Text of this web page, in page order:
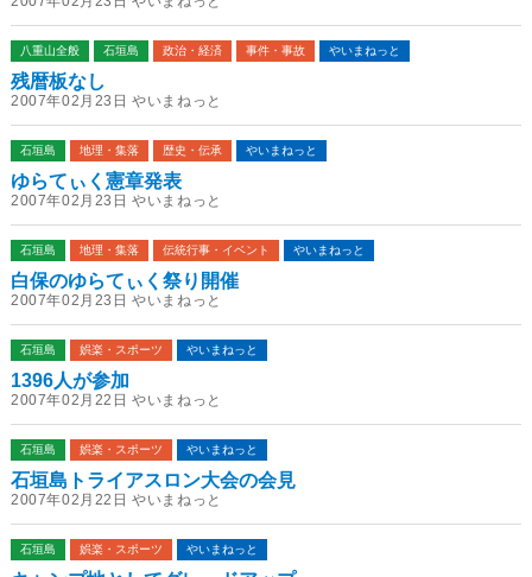
八重山全般 石垣島 政治・経済 事件・事故 やいまねっと
残暦板なし
2007年02月23日 やいまねっと
石垣島 地理・集落 歴史・伝承 やいまねっと
ゆらてぃく憲章発表
2007年02月23日 やいまねっと
石垣島 地理・集落 伝統行事・イベント やいまねっと
白保のゆらてぃく祭り開催
2007年02月23日 やいまねっと
石垣島 娯楽・スポーツ やいまねっと
1396人が参加
2007年02月22日 やいまねっと
石垣島 娯楽・スポーツ やいまねっと
石垣島トライアスロン大会の会見
2007年02月22日 やいまねっと
石垣島 娯楽・スポーツ やいまねっと